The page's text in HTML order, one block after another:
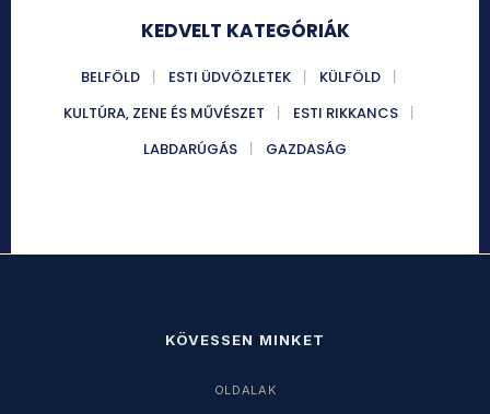
KEDVELT KATEGÓRIÁK
BELFÖLD ESTI ÜDVÖZLETEK
KÜLFÖLD
KULTÚRA, ZENE ÉS MŰVÉSZET
ESTI RIKKANCS
LABDARÚGÁS
GAZDASÁG
KÖVESSEN MINKET
OLDALAK